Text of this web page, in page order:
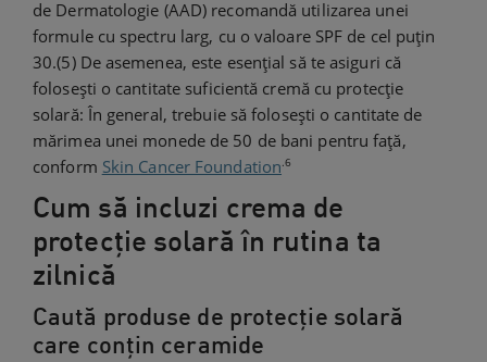
de Dermatologie (AAD) recomandă utilizarea unei
formule cu spectru larg, cu o valoare SPF de cel puțin
30.(5) De asemenea, este esențial să te asiguri că
folosești o cantitate suficientă cremă cu protecție
solară: În general, trebuie să folosești o cantitate de
mărimea unei monede de 50 de bani pentru față,
conform Skin Cancer Foundation.6
Cum să incluzi crema de
protecție solară în rutina ta
zilnică
Caută produse de protecție solară
care conțin ceramide